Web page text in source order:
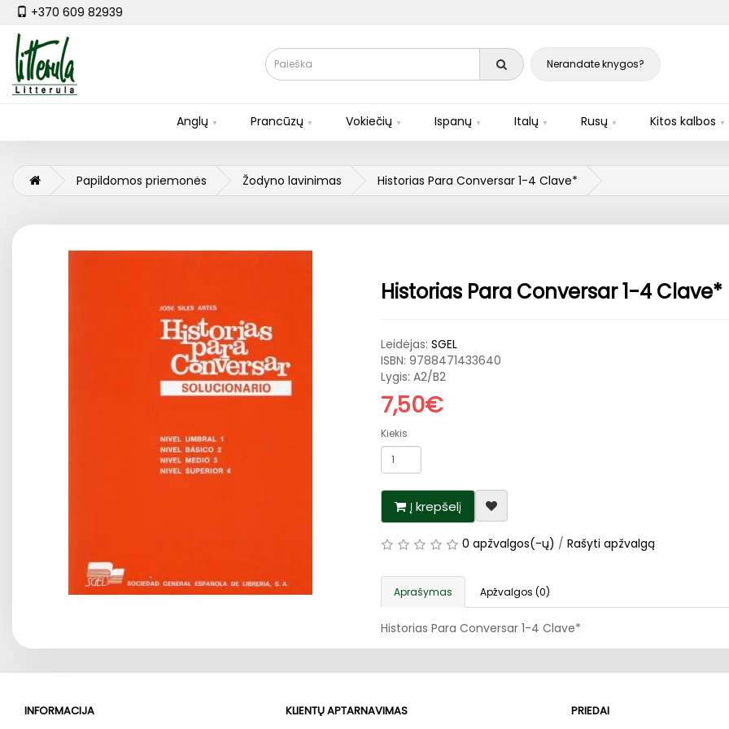
+370 609 82939
Nerandate knygos?
Anglų Prancūzų Vokiečių Ispanų Italų Rusų Kitos kalbos
Papildomos priemonės Žodyno lavinimas Historias Para Conversar 1-4 Clave*
Historias Para Conversar 1-4 Clave*
Leidėjas: SGEL
ISBN: 9788471433640
Lygis: A2/B2
7,50€
Kiekis
Į krepšelį
0 apžvalgos(-ų) / Rašyti apžvalgą
Aprašymas Apžvalgos (0)
Historias Para Conversar 1-4 Clave*
INFORMACIJA KLIENTŲ APTARNAVIMAS PRIEDAI